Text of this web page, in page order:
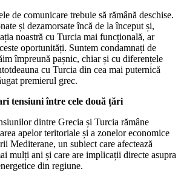
de comunicare trebuie să rămână deschise.
și dezamorsate încă de la început și,
noastră cu Turcia mai funcțională, ar
oportunități. Suntem condamnați de
împreună pașnic, chiar și cu diferențele
cu Turcia din cea mai puternică
premierul grec.
tensiuni între cele două țări
dintre Grecia și Turcia rămâne
apelor teritoriale și a zonelor economice
Mediterane, un subiect care afectează
mulți ani și care are implicații directe asupra
din regiune.